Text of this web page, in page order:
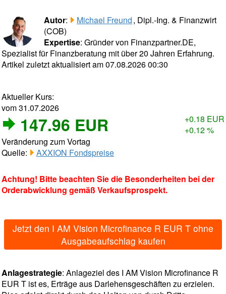
Autor: Michael Freund, Dipl.-Ing. & Finanzwirt
(COB)
Expertise: Gründer von Finanzpartner.DE,
Spezialist für Finanzberatung mit über 20 Jahren Erfahrung.
Artikel zuletzt aktualisiert am 07.08.2026 00:30
Aktueller Kurs:
vom 31.07.2026
147.96 EUR
+0.18 EUR
+0.12 %
Veränderung zum Vortag
Quelle:
AXXION Fondspreise
Achtung! Bitte beachten Sie die Besonderheiten bei der
Orderabwicklung gemäß Verkaufsprospekt.
Jetzt den I AM Vision Microfinance R EUR T ohne
Ausgabeaufschlag kaufen
Anlagestrategie: Anlageziel des I AM Vision Microfinance R
EUR T ist es, Erträge aus Darlehensgeschäften zu erzielen.